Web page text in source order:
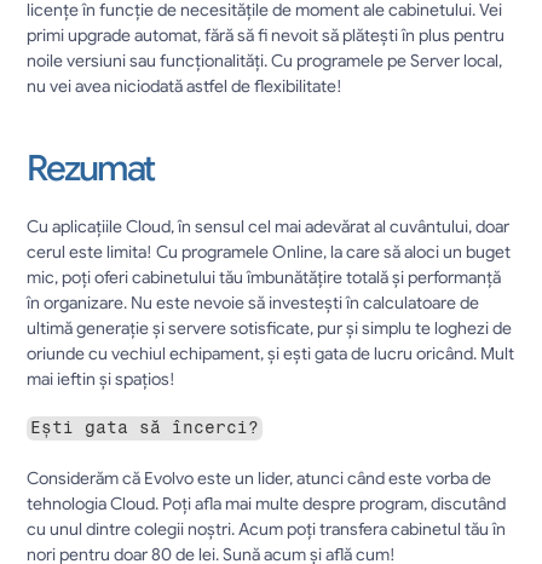
licențe în funcție de necesitățile de moment ale cabinetului. Vei
primi upgrade automat, fără să fi nevoit să plătești în plus pentru
noile versiuni sau funcționalități. Cu programele pe Server local,
nu vei avea niciodată astfel de flexibilitate!
Rezumat
Cu aplicațiile Cloud, în sensul cel mai adevărat al cuvântului, doar
cerul este limita! Cu programele Online, la care să aloci un buget
mic, poți oferi cabinetului tău îmbunătățire totală și performanță
în organizare. Nu este nevoie să investești în calculatoare de
ultimă generație și servere sotisficate, pur și simplu te loghezi de
oriunde cu vechiul echipament, și ești gata de lucru oricând. Mult
mai ieftin și spațios!
Ești gata să încerci?
Considerăm că Evolvo este un lider, atunci când este vorba de
tehnologia Cloud. Poți afla mai multe despre program, discutând
cu unul dintre colegii noștri. Acum poți transfera cabinetul tău în